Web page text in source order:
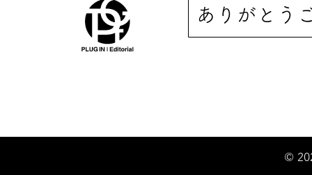
ありがとう
©